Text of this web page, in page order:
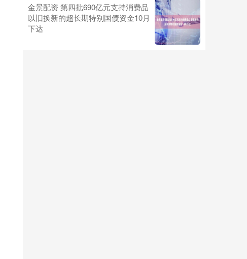
金景配资 第四批690亿元支持消费品
以旧换新的超长期特别国债资金10月
下达